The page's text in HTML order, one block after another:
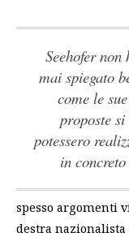
Seehofer non ha
mai spiegato
come le sue
proposte si
potessero
in concreto
spesso argomenti
destra